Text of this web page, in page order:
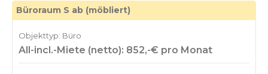
Büroraum S ab (möbliert)
Objekttyp: Büro
All-incl.-Miete (netto): 852,-€ pro Monat